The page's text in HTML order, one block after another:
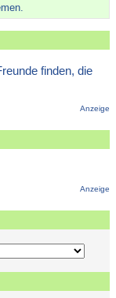
finden, die
Anzeige
Anzeige